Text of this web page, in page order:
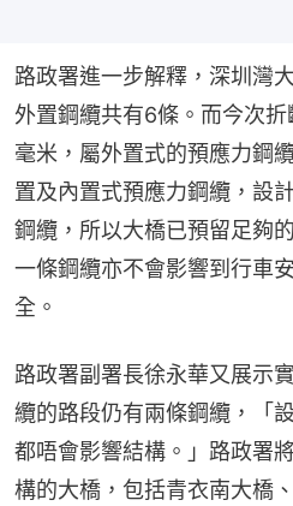
路政署進一步解釋，深圳灣
外置鋼纜共有6條。而今次
毫米，屬外置式的預應力鋼
置及內置式預應力鋼纜，設
鋼纜，所以大橋已預留足夠
一條鋼纜亦不會影響到行車
全。
路政署副署長徐永華又展示
纜的路段仍有兩條鋼纜，「
都唔會影響結構。」路政署
構的大橋，包括青衣南大橋